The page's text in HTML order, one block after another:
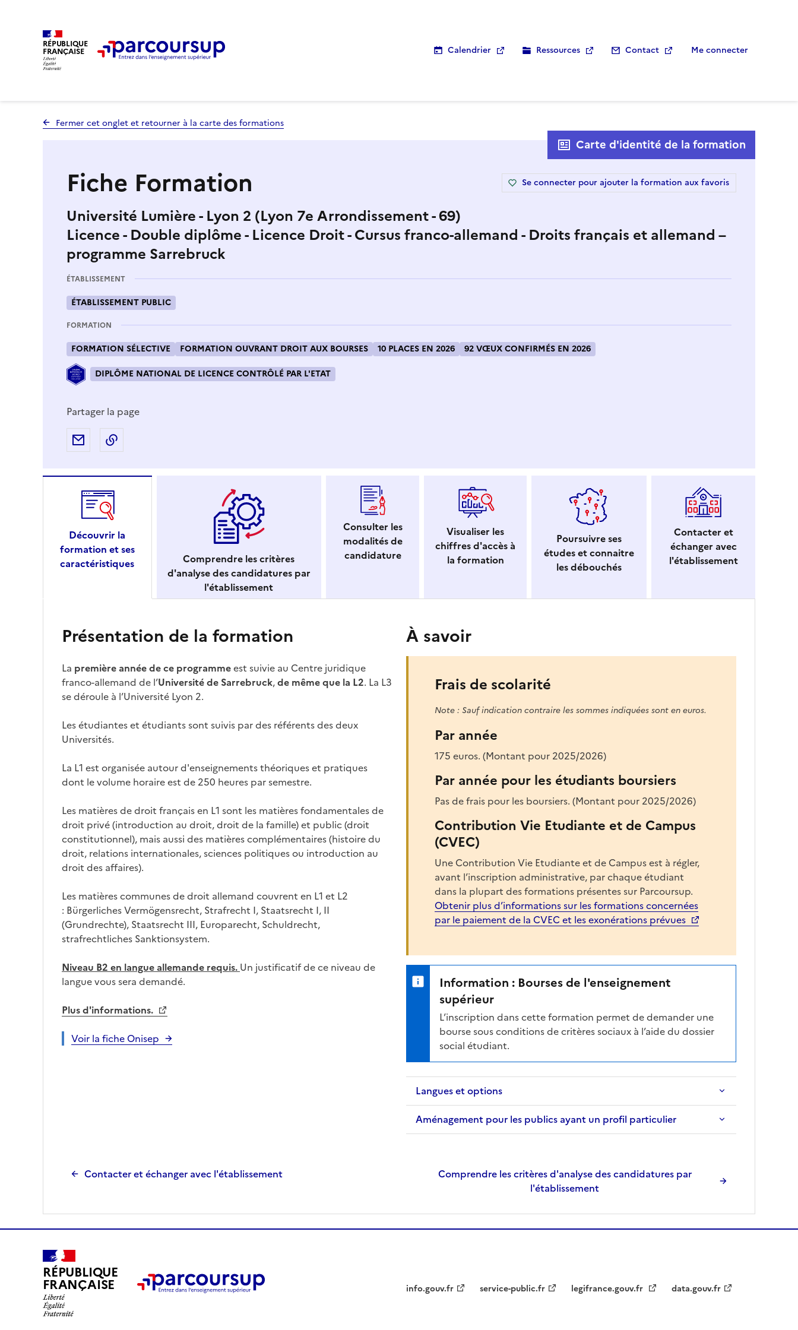
RÉPUBLIQUE
FRANÇAISE Calendrier Ressources Contact Me connecter
Fermer cet onglet et retourner à la carte des formations
Fiche Formation
Université Lumière - Lyon 2 (Lyon 7e Arrondissement - 69)
Licence - Double diplôme - Licence Droit - Cursus franco-allemand - Droits français et allemand –
programme Sarrebruck
Carte d'identité de la formation
Se connecter pour ajouter la formation aux favoris
ÉTABLISSEMENT
ÉTABLISSEMENT PUBLIC
FORMATION
FORMATION SÉLECTIVE FORMATION OUVRANT DROIT AUX BOURSES 10 PLACES EN 2026 92 VŒUX CONFIRMÉS EN 2026
DIPLÔME NATIONAL DE LICENCE CONTRÔLÉ PAR L'ETAT
Partager la page
Partager par e-mail
Découvrir la
formation et ses
caractéristiques
Comprendre les critères
d'analyse des candidatures par
l'établissement
Consulter les
modalités de
candidature
Visualiser les
chiffres d'accès à
la formation
Poursuivre ses
études et connaitre
les débouchés
Contacter et
échanger avec
l'établissement
Présentation de la formation
La première année de ce programmeest suivie au Centre juridique
franco-allemand de l’Université de Sarrebruck,de même que la L2. La L3
se déroule à l’Université Lyon 2.
Les étudiantes et étudiants sont suivis par des référents des deux
Universités.
La L1 est organisée autour d'enseignements théoriques et pratiques
dont le volume horaire est de 250 heures par semestre.
Les matières de droit français en L1 sont les matières fondamentales de
droit privé (introduction au droit, droit de la famille) et public (droit
constitutionnel), mais aussi des matières complémentaires (histoire du
droit, relations internationales, sciences politiques ou introduction au
droit des affaires).
Les matières communes de droit allemand couvrent en L1 et L2
: Bürgerliches Vermögensrecht, Strafrecht I, Staatsrecht I, II
(Grundrechte), Staatsrecht III, Europarecht, Schuldrecht,
strafrechtliches Sanktionsystem.
Niveau B2 en langue allemande requis. Un justificatif de ce niveau de
langue vous sera demandé.
Plus d'informations.
Voir la fiche Onisep
À savoir
Frais de scolarité
Note : Sauf indication contraire les sommes indiquées sont en euros.
Par année
175 euros. (Montant pour 2025/2026)
Par année pour les étudiants boursiers
Pas de frais pour les boursiers. (Montant pour 2025/2026)
Contribution Vie Etudiante et de Campus
(CVEC)
Une Contribution Vie Etudiante et de Campus est à régler,
avant l’inscription administrative, par chaque étudiant
dans la plupart des formations présentes sur Parcoursup.
Obtenir plus d’informations sur les formations concernées
par le paiement de la CVEC et les exonérations prévues
Information : Bourses de l'enseignement
supérieur
L’inscription dans cette formation permet de demander une
bourse sous conditions de critères sociaux à l’aide du dossier
social étudiant.
Langues et options
Aménagement pour les publics ayant un profil particulier
Contacter et échanger avec l'établissement
Comprendre les critères d'analyse des candidatures par
l'établissement
RÉPUBLIQUE
FRANÇAISE info.gouv.fr service-public.fr legifrance.gouv.fr data.gouv.fr